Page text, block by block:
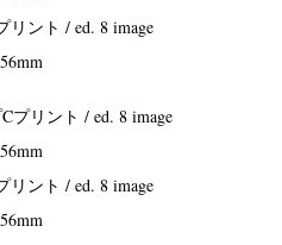
ント / ed. 8 image
ント / ed. 8 image